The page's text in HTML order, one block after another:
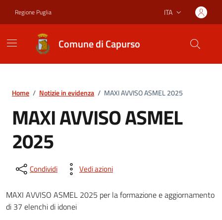
Regione Puglia Lingua attiva:
ITA
Comune di Capurso
Home / Notizie in evidenza / MAXI AVVISO ASMEL 2025
MAXI AVVISO ASMEL
2025
Condividi Vedi azioni
MAXI AVVISO ASMEL 2025 per la formazione e aggiornamento
di 37 elenchi di idonei